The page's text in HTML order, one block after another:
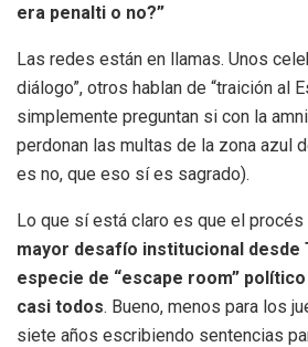
era penalti o no?”
Las redes están en llamas. Unos
diálogo”, otros hablan de “traición al
simplemente preguntan si con la
perdonan las multas de la zona azul
es no, que eso sí es sagrado).
Lo que sí está claro es que el procés
mayor desafío institucional desde
especie de “escape room”
casi todos. Bueno, menos para los
siete años escribiendo sentencias